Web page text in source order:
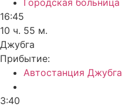
16:45
10 ч. 55 м.
Джубга
Прибытие:
Автостанция Джубга
3:40